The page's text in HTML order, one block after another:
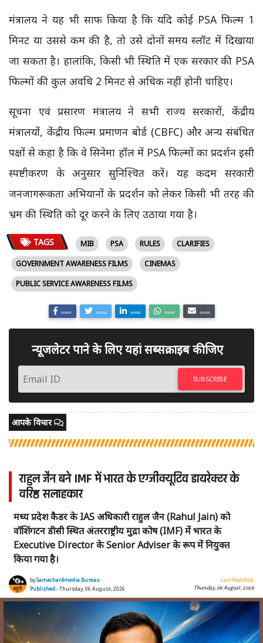
मंत्रालय ने यह भी साफ किया है कि यदि कोई PSA फिल्म 1
मिनट या उससे कम की है, तो उसे दोनों समय स्लॉट में दिखाया
जा सकता है। हालांकि, किसी भी स्थिति में एक सरकार की PSA
फिल्मों की कुल अवधि 2 मिनट से अधिक नहीं होनी चाहिए।
सूचना एवं प्रसारण मंत्रालय ने सभी राज्य सरकारों, केंद्रीय
मंत्रालयों, केंद्रीय फिल्म प्रमाणन बोर्ड (CBFC) और अन्य संबंधित
पक्षों से कहा है कि वे सिनेमा हॉल में PSA फिल्मों का प्रदर्शन इसी
स्पष्टीकरण के अनुसार सुनिश्चित करें। यह कदम सरकारी
जनजागरूकता अभियानों के प्रदर्शन को लेकर किसी भी तरह की
भ्रम की स्थिति को दूर करने के लिए उठाया गया है।
TAGS MIB PSA RULES
CLARIFIES
GOVERNMENT AWARENESS FILMS
CINEMAS
PUBLIC SERVICE AWARENESS FILMS
SHARE SHARE SHARE SHARE SHARE
न्यूजलेटर पाने के लिए यहां सब्सक्राइब कीजिए
SUBSCRIBE
आपके विचार
राहुल जैन बने IMF में भारत के एग्जीक्यूटिव डायरेक्टर के
वरिष्ठ सलाहकार
मध्य प्रदेश कैडर के IAS अधिकारी राहुल जैन (Rahul Jain) को
वॉशिंगटन डीसी स्थित अंतरराष्ट्रीय मुद्रा कोष (IMF) में भारत के
Executive Director के Senior Adviser के रूप में नियुक्त
किया गया है।
bySamachar4media Bureau
Published - Thursday, 06 August, 2026
Last Modified:
Thursday, 06 August, 2026